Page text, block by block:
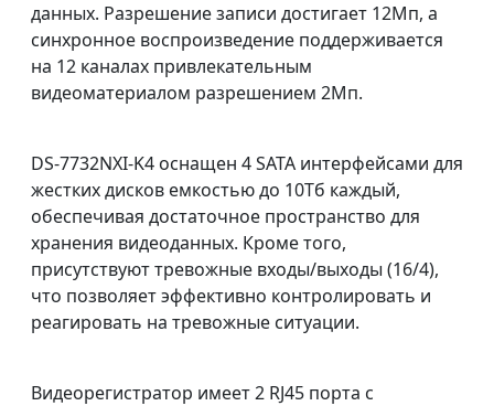
данных. Разрешение записи достигает 12Мп, а
синхронное воспроизведение поддерживается
на 12 каналах привлекательным
видеоматериалом разрешением 2Мп.
DS-7732NXI-K4 оснащен 4 SATA интерфейсами для
жестких дисков емкостью до 10Тб каждый,
обеспечивая достаточное пространство для
хранения видеоданных. Кроме того,
присутствуют тревожные входы/выходы (16/4),
что позволяет эффективно контролировать и
реагировать на тревожные ситуации.
Видеорегистратор имеет 2 RJ45 порта с